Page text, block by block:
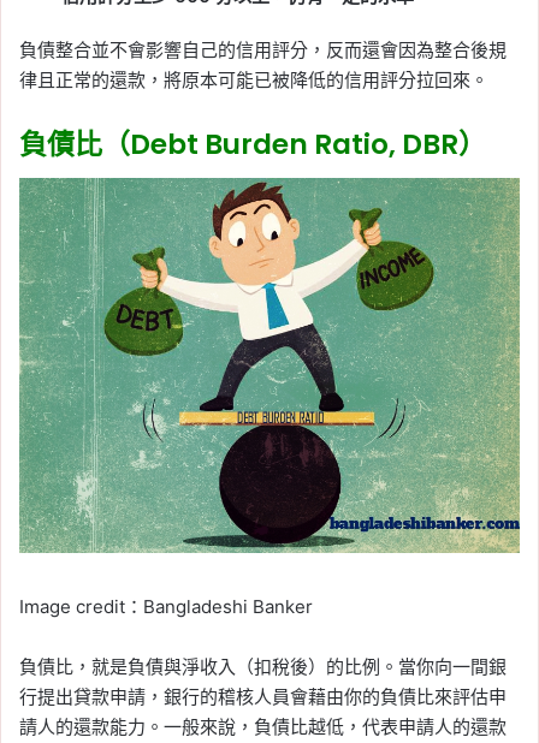
負債整合並不會影響自己的信用評分，反而還會因為整合後規
律且正常的還款，將原本可能已被降低的信用評分拉回來。
負債比（Debt Burden Ratio, DBR）
Image credit：Bangladeshi Banker
負債比，就是負債與淨收入（扣稅後）的比例。當你向一間銀
行提出貸款申請，銀行的稽核人員會藉由你的負債比來評估申
請人的還款能力。一般來說，負債比越低，代表申請人的還款